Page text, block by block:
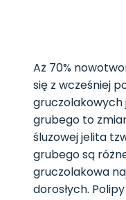
Aż 70%
się z wcześniej
gruczolakowych
grubego to
śluzowej jelita
grubego są
gruczolakowa
dorosłych.